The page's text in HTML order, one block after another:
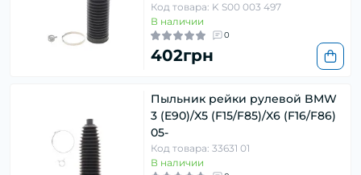
Код товара: K S00 003 497
В наличии
0
402грн
Пыльник рейки рулевой BMW
3 (E90)/X5 (F15/F85)/X6 (F16/F86)
05-
Код товара: 33631 01
В наличии